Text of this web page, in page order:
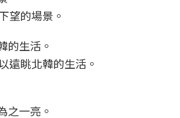
望的場景。
遠眺北韓的生活。